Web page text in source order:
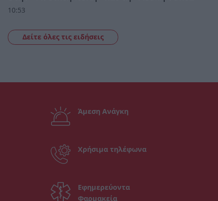
10:53
Δείτε όλες τις ειδήσεις
Άμεση Ανάγκη
Χρήσιμα τηλέφωνα
Εφημερεύοντα
Φαρμακεία